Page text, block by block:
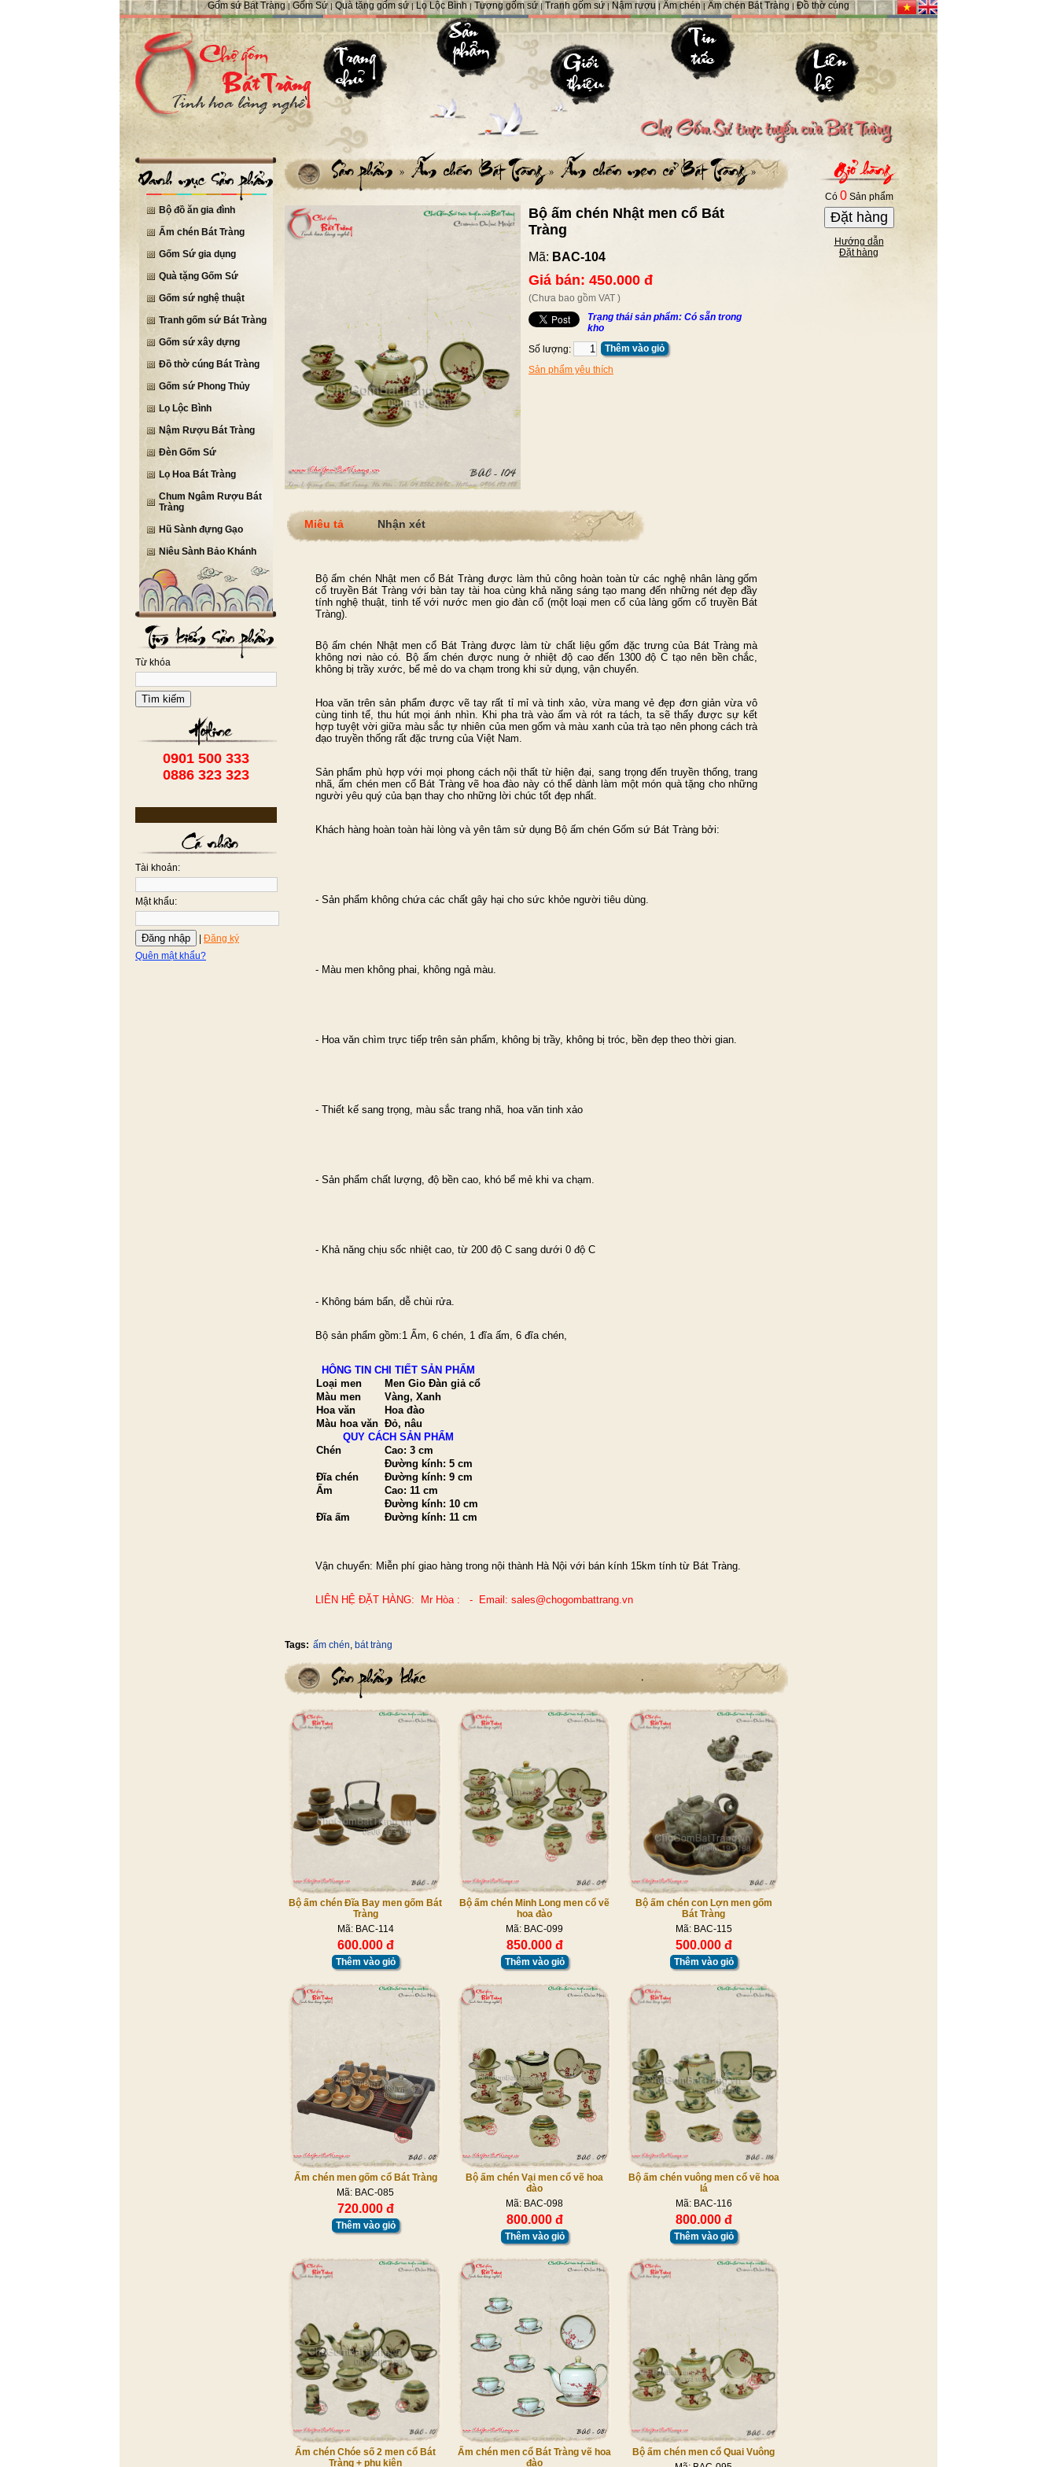
Gốm sứ Bát Tràng | Gốm Sứ | Quà tặng gốm sứ|Lọ Lộc Bình| Tượng gốm sứ |Tranh gốm sứ|Nậm rượu |Ấm chén | Ấm chén Bát Tràng | Đồ thờ cúng
Bộ đồ ăn gia đình
Ấm chén Bát Tràng
Gốm Sứ gia dụng
Quà tặng Gốm Sứ
Gốm sứ nghệ thuật
Tranh gốm sứ Bát Tràng
Gốm sứ xây dựng
Đồ thờ cúng Bát Tràng
Gốm sứ Phong Thủy
Lọ Lộc Bình
Nậm Rượu Bát Tràng
Đèn Gốm Sứ
Lọ Hoa Bát Tràng
Chum Ngâm Rượu Bát
Tràng
Hũ Sành đựng Gạo
Niêu Sành Bảo Khánh
Từ khóa
Tìm kiếm
0901 500 333
0886 323 323
Tài khoản:
Mật khẩu:
Đăng nhập
Đăng ký
Quên mật khẩu?
Bộ ấm chén Nhật men cổ Bát
Tràng
Mã: BAC-104
Giá bán: 450.000 đ
(Chưa bao gồm VAT )
Trạng thái sản phẩm: Có sẵn trong
kho
Số lượng:
Thêm vào giỏ
Sản phẩm yêu thích
Miêu tả Nhận xét
Bộ ấm chén Nhật men cổ Bát Tràng được làm thủ công hoàn toàn từ các nghệ nhân làng gốm
cổ truyền Bát Tràng với bàn tay tài hoa cùng khả năng sáng tạo mang đến những nét đẹp đầy
tính nghệ thuật, tinh tế với nước men gio đàn cổ (một loại men cổ của làng gốm cổ truyền Bát
Tràng).
Bộ ấm chén Nhật men cổ Bát Tràng được làm từ chất liệu gốm đặc trưng của Bát Tràng mà
không nơi nào có. Bộ ấm chén được nung ở nhiệt độ cao đến 1300 độ C tạo nên bền chắc,
không bị trầy xước, bể mẻ do va chạm trong khi sử dụng, vận chuyển.
Hoa văn trên sản phẩm được vẽ tay rất tỉ mỉ và tinh xảo, vừa mang vẻ đẹp đơn giản vừa vô
cùng tinh tế, thu hút mọi ánh nhìn. Khi pha trà vào ấm và rót ra tách, ta sẽ thấy được sự kết
hợp tuyệt vời giữa màu sắc tự nhiên của men gốm và màu xanh của trà tạo nên phong cách trà
đạo truyền thống rất đặc trưng của Việt Nam.
Sản phẩm phù hợp với mọi phong cách nội thất từ hiện đại, sang trọng đến truyền thống, trang
nhã, ấm chén men cổ Bát Tràng vẽ hoa đào này có thể dành làm một món quà tặng cho những
người yêu quý của bạn thay cho những lời chúc tốt đẹp nhất.
Khách hàng hoàn toàn hài lòng và yên tâm sử dụng Bộ ấm chén Gốm sứ Bát Tràng bởi:
- Sản phẩm không chứa các chất gây hại cho sức khỏe người tiêu dùng.
- Màu men không phai, không ngả màu.
- Hoa văn chìm trực tiếp trên sản phẩm, không bị trầy, không bị tróc, bền đẹp theo thời gian.​
- Thiết kế sang trọng, màu sắc trang nhã, hoa văn tinh xảo
- Sản phẩm chất lượng, độ bền cao, khó bể mẻ khi va chạm.
- Khả năng chịu sốc nhiệt cao, từ 200 độ C sang dưới 0 độ C
- Không bám bẩn, dễ chùi rửa.
Bộ sản phẩm gồm:1 Ấm, 6 chén, 1 đĩa ấm, 6 đĩa chén,
HÔNG TIN CHI TIẾT SẢN PHẨM
Loại men
Men Gio Đàn giả cổ
Màu men
Vàng, Xanh
Hoa văn
Hoa đào
Màu hoa văn Đỏ, nâu
QUY CÁCH SẢN PHẨM
Chén
Cao: 3 cm
Đường kính: 5 cm
Đĩa chén
Đường kính: 9 cm
Ấm
Cao: 11 cm
Đường kính: 10 cm
Đĩa ấm
Đường kính: 11 cm
Vận chuyển: Miễn phí giao hàng trong nội thành Hà Nội với bán kính 15km tính từ Bát Tràng.
LIÊN HỆ ĐẶT HÀNG: Mr Hòa : - Email: sales@chogombattrang.vn
Tags: ấm chén, bát tràng
Bộ ấm chén Đĩa Bay men gốm Bát
Tràng
Mã: BAC-114
600.000 đ
Thêm vào giỏ
Bộ ấm chén Minh Long men cổ vẽ
hoa đào
Mã: BAC-099
850.000 đ
Thêm vào giỏ
Bộ ấm chén con Lợn men gốm
Bát Tràng
Mã: BAC-115
500.000 đ
Thêm vào giỏ
Ấm chén men gốm cổ Bát Tràng
Mã: BAC-085
720.000 đ
Thêm vào giỏ
Bộ ấm chén Vại men cổ vẽ hoa
đào
Mã: BAC-098
800.000 đ
Thêm vào giỏ
Bộ ấm chén vuông men cổ vẽ hoa
lá
Mã: BAC-116
800.000 đ
Thêm vào giỏ
Ấm chén Chóe số 2 men cổ Bát
Tràng + phụ kiện
Ấm chén men cổ Bát Tràng vẽ hoa
đào
Bộ ấm chén men cổ Quai Vuông
Có 0Sản phẩm
Đặt hàng
Hướng dẫn
Đặt hàng